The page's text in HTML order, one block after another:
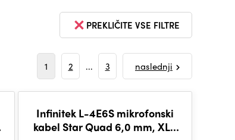
PREKLIČITE VSE FILTRE
1 2 ... 3 naslednji
Infinitek L-4E6S mikrofonski
kabel Star Quad 6,0 mm, XLR